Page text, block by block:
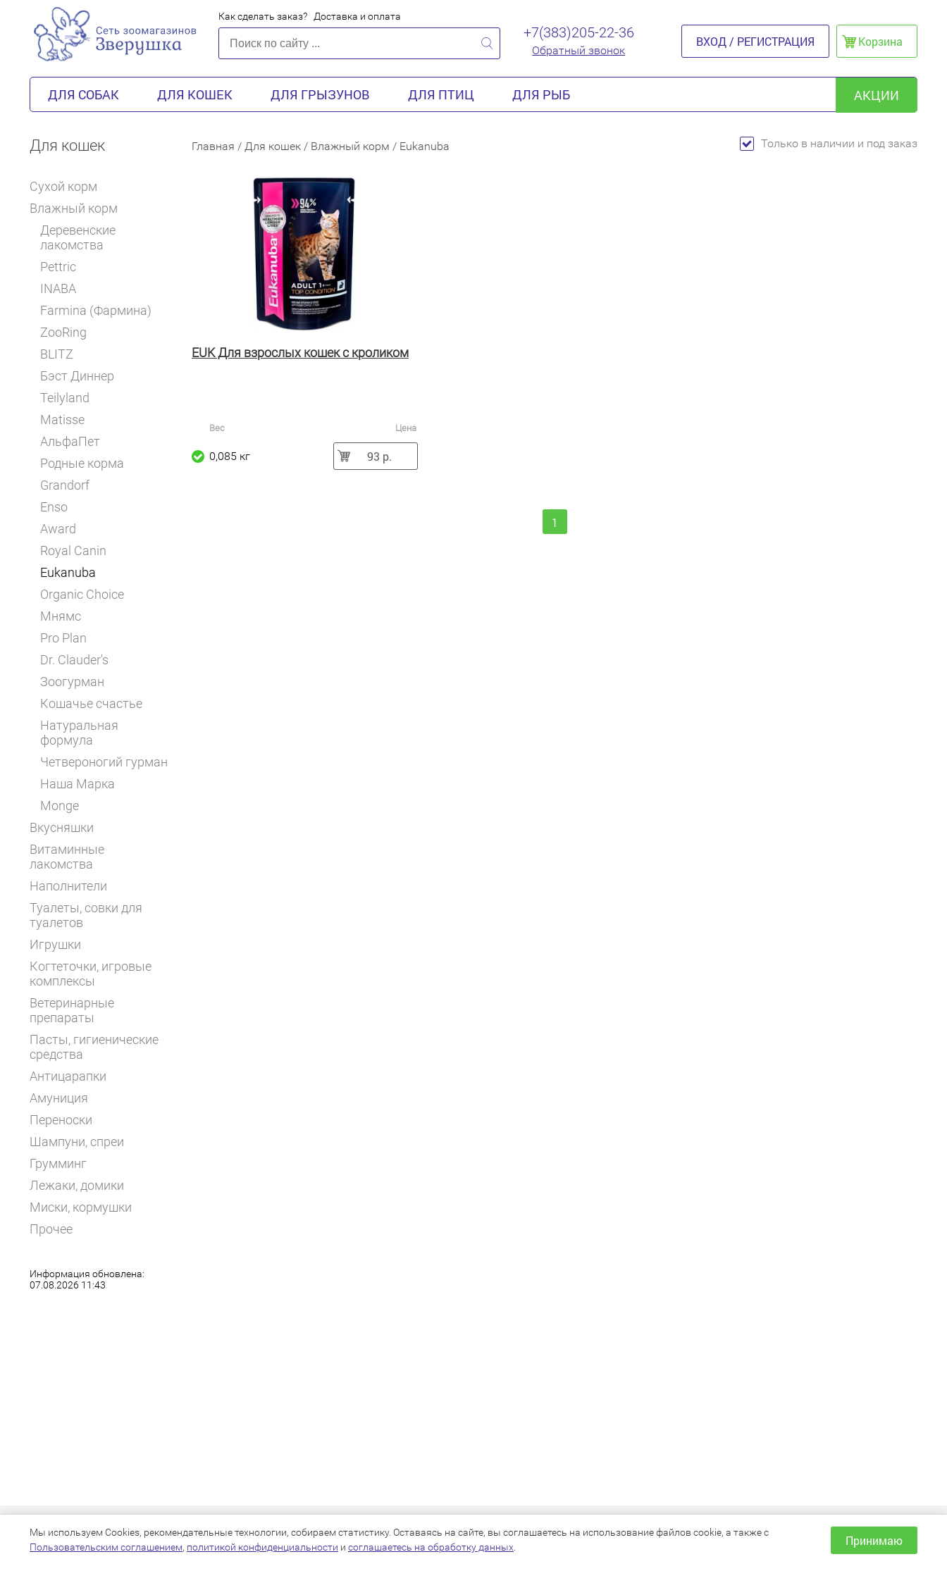
Как сделать заказ? Доставка и оплата
+7(383)205-22-36
Обратный звонок
ВХОД / РЕГИСТРАЦИЯ Корзина
ДЛЯ СОБАК ДЛЯ КОШЕК ДЛЯ ГРЫЗУНОВ ДЛЯ ПТИЦ ДЛЯ РЫБ АКЦИИ
Для кошек
Сухой корм
Влажный корм
Деревенские
лакомства
Pettric
INABA
Farmina (Фармина)
ZooRing
BLITZ
Бэст Диннер
Teilyland
Matisse
АльфаПет
Родные корма
Grandorf
Enso
Award
Royal Canin
Eukanuba
Organic Choice
Мнямс
Pro Plan
Dr. Clauder's
Зоогурман
Кошачье счастье
Натуральная
формула
Четвероногий гурман
Наша Марка
Monge
Вкусняшки
Витаминные
лакомства
Наполнители
Туалеты, совки для
туалетов
Игрушки
Когтеточки, игровые
комплексы
Ветеринарные
препараты
Пасты, гигиенические
средства
Антицарапки
Амуниция
Переноски
Шампуни, спреи
Грумминг
Лежаки, домики
Миски, кормушки
Прочее
Информация обновлена:
07.08.2026 11:43
Главная / Для кошек / Влажный корм / Eukanuba Только в наличии и под заказ
EUK Для взрослых кошек с кроликом
Вес Цена
0,085 кг 93 р.
1
КАТАЛОГ
Для собак
ИНФОРМАЦИЯ
Как сделать заказ?
Мы используем Cookies, рекомендательные технологии, собираем статистику. Оставаясь на сайте, вы соглашаетесь на использование файлов cookie, а также с
Пользовательским соглашением, политикой конфиденциальности и соглашаетесь на обработку данных Принимаю